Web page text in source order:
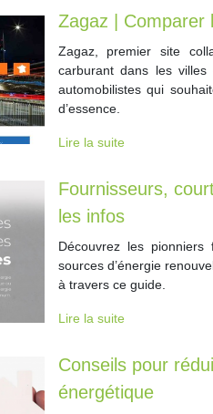
Zagaz | Comparer
Zagaz, premier site
carburant dans les
automobilistes qui
d’essence.
Lire la suite
Fournisseurs,
les infos
Découvrez les
sources d’énergie
à travers ce guide.
Lire la suite
Conseils pour
énergétique